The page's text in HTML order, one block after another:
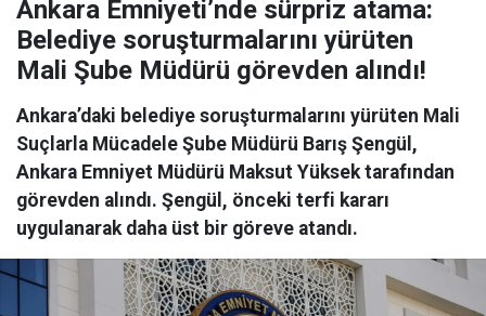
Ankara Emniyeti’nde sürpriz atama:
Belediye soruşturmalarını yürüten
Mali Şube Müdürü görevden alındı!
Ankara’daki belediye soruşturmalarını yürüten Mali
Suçlarla Mücadele Şube Müdürü Barış Şengül,
Ankara Emniyet Müdürü Maksut Yüksek tarafından
görevden alındı. Şengül, önceki terfi kararı
uygulanarak daha üst bir göreve atandı.